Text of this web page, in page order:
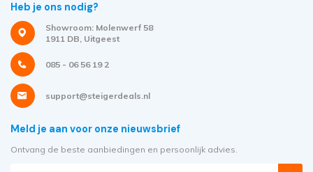
Heb je ons nodig?
Showroom: Molenwerf 58
1911 DB, Uitgeest
085 - 06 56 19 2
support@steigerdeals.nl
Meld je aan voor onze nieuwsbrief
Ontvang de beste aanbiedingen en persoonlijk advies.